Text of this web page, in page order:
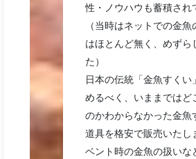
性・ノウハウも蓄積され
（当時はネットでの金
はほとんど無く、めずら
た）
日本の伝統「金魚すくい
めるべく、いままではど
のかわからなかった金魚
道具を格安で販売いたし
ベント時の金魚の扱いな